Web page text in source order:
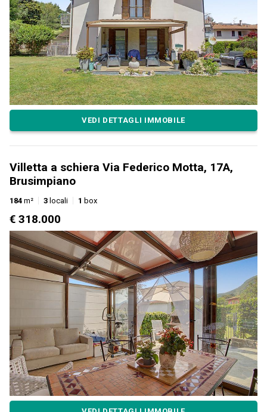
VEDI DETTAGLI IMMOBILE
Villetta a schiera Via Federico Motta, 17A,
Brusimpiano
184 m² 3 locali 1 box
€ 318.000